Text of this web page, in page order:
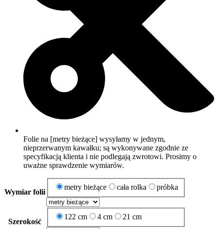
Folie na [metry bieżące] wysyłamy w jednym,
nieprzerwanym kawałku; są wykonywane zgodnie ze
specyfikacją klienta i nie podlegają zwrotowi. Prosimy o
uważne sprawdzenie wymiarów.
Wymiar folii
metry bieżące cała rolka próbka
Szerokość
122 cm 4 cm 21 cm